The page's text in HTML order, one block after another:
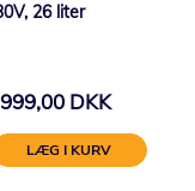
26 liter
DKK
LÆG I KURV